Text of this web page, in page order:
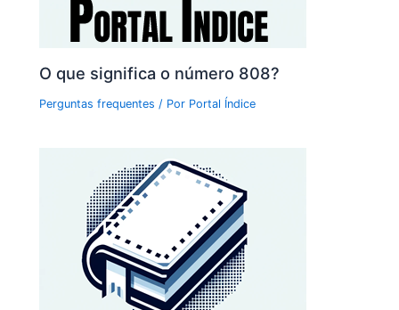
O que significa o número 808?
Perguntas frequentes / Por Portal Índice